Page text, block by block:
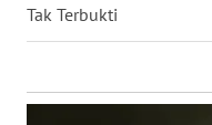
Tak Terbukti
WN
BALI
WN